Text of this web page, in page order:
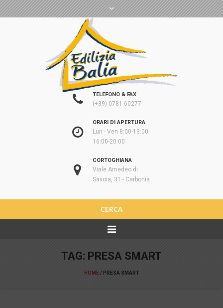
TELEFONO & FAX
(+39) 0781 60277
ORARI DI APERTURA
Lun - Ven 8:00-13:00
16:00-20:00
CORTOGHIANA
Viale Amedeo di
Savoia, 31 - Carbonia
CERCA
TAG: PRESA SMART
HOME / PRESA SMART